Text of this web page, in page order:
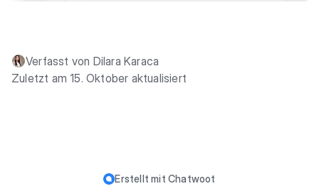
Verfasst von Dilara Karaca
Zuletzt am 15. Oktober aktualisiert
Erstellt mit Chatwoot